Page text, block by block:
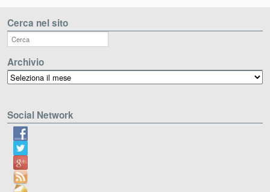
Cerca nel sito
Archivio
Archivio
Social Network